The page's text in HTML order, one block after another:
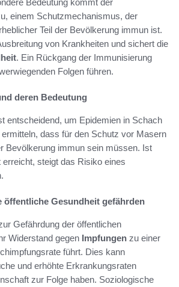
einem Schutzmechanismus, der
Teil der Bevölkerung immun ist.
von Krankheiten und sichert die
. Ein Rückgang der Immunisierung
Folgen führen.
deren Bedeutung
entscheidend, um Epidemien in Schach
dass für den Schutz vor Masern
Bevölkerung immun sein müssen. Ist
steigt das Risiko eines
öffentliche Gesundheit gefährden
Gefährdung der öffentlichen
Widerstand gegen Impfungen zu einer
führt. Dies kann
und erhöhte Erkrankungsraten
zur Folge haben. Soziologische